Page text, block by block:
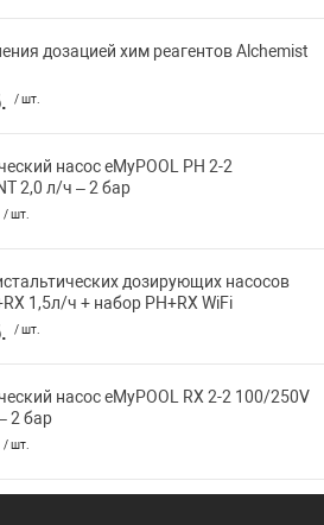
дозацией хим реагентов Alchemist
/ шт.
насос eMyPOOL PH 2-2
2,0 л/ч – 2 бар
/ шт.
дозирующих насосов
1,5л/ч + набор PH+RX WiFi
/ шт.
насос eMyPOOL RX 2-2 100/250V
2 бар
/ шт.